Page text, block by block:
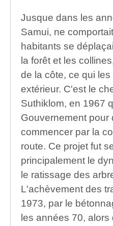
Jusque dans les
Samui, ne
habitants se
la forêt et les
de la côte, ce qui
extérieur. C'est le
Suthiklom, en 1967
Gouvernement pour
commencer par la
route. Ce projet fut
principalement le
le ratissage des
L'achèvement des
1973, par le
les années 70,